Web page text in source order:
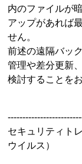
内のファイルが
アップがあれば
せん。
前述の遠隔バッ
管理や差分更新
検討することを
セキュリティト
ウイルス）